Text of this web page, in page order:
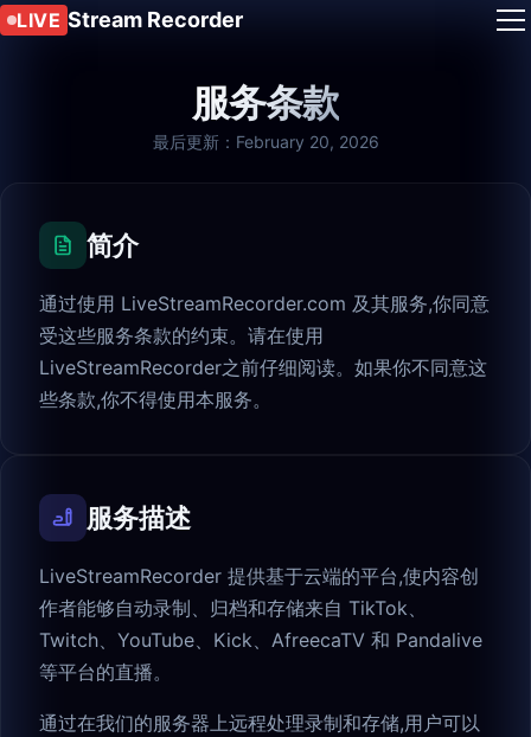
LIVE Stream Recorder
服务条款
最后更新：February 20, 2026
简介
通过使用 LiveStreamRecorder.com 及其服务,你同意
受这些服务条款的约束。请在使用
LiveStreamRecorder之前仔细阅读。如果你不同意这
些条款,你不得使用本服务。
服务描述
LiveStreamRecorder 提供基于云端的平台,使内容创
作者能够自动录制、归档和存储来自 TikTok、
Twitch、YouTube、Kick、AfreecaTV 和 Pandalive
等平台的直播。
通过在我们的服务器上远程处理录制和存储,用户可以